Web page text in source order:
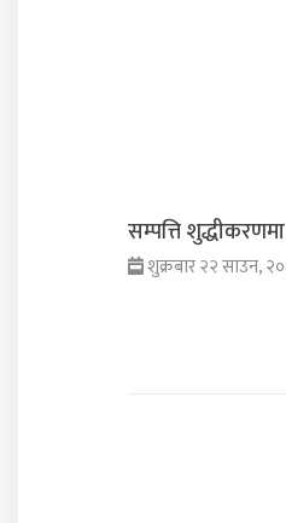
सम्पत्ति
शुक्रबार २२ साउन,